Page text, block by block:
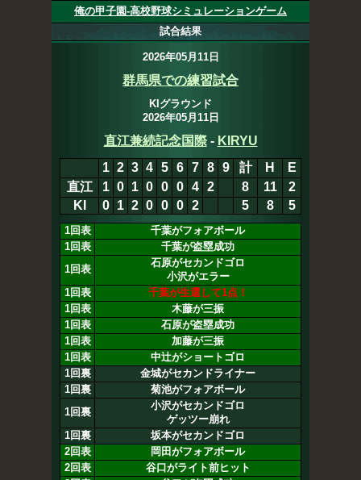
俺の甲子園-高校野球シミュレーションゲーム
試合結果
2026年05月11日
群馬県での練習試合
KIグラウンド
2026年05月11日
直江兼続記念国際 - KIRYU
1 2 3 4 5 6 7 8 9 計 H
E
直江
1 0 1 0 0 0 4 2 8 11
2
KI
0 1 2 0 0 0 2 5 9 5
1回表
千葉がフォアボール
1回表
千葉が盗塁成功
1回表
石原がセカンドゴロ
小沢がエラー
1回表
千葉が生還して1点！
1回表
木藤が三振
1回表
石原が盗塁成功
1回表
加藤が三振
1回表
中辻がショートゴロ
1回裏
金城がセカンドライナー
1回裏
菊池がフォアボール
1回裏
小沢がセカンドゴロ
ゲッツー崩れ
1回裏
坂本がセカンドゴロ
2回表
岡田がフォアボール
2回表
谷口がライト前ヒット